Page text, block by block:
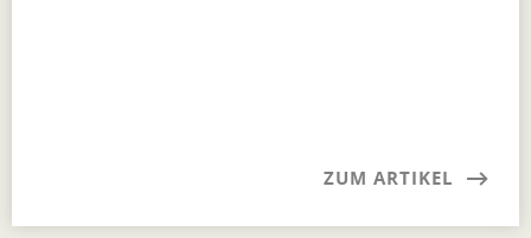
ZUM ARTIKEL